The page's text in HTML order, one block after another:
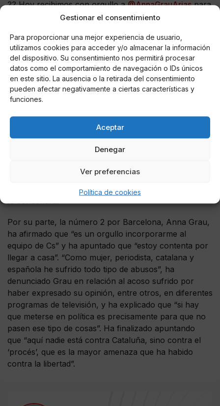
Gestionar el consentimiento
Para proporcionar una mejor experiencia de usuario,
utilizamos cookies para acceder y/o almacenar la información
del dispositivo. Su consentimiento nos permitirá procesar
datos como el comportamiento de navegación o IDs únicos
en este sitio. La ausencia o la retirada del consentimiento
pueden afectar negativamente a ciertas características y
funciones.
Aceptar
Denegar
Ver preferencias
Política de cookies
?? Hoy recibimos con orgullo a@AnnaGrauAriaspara
seguir haciendo#PolíticaÚtil.
— Ciudadanos ???????? (@CiudadanosCs)
January 7, 2021
El líder de Cs en Cataluña también se ha referido a la
condena que algunos dirigentes separatistas, como
Capitolio diciendo que los populismos traen la invasión
de los órganos democráticos que deben ser
respetados. Ante esto Carrizosa ha recordado que, el
propio presidente de la Generalitat, Quim Torra, el 1 de
apreteu” y estos acabaron intentando invadir el
Parlament sin que Torrent ni otro dirigente separatista
Por su parte, la número 2 por Barcelona, Anna Grau,
ha afirmado que “es un orgullo incorporarme al
equipo de Cs” y ha apuntado que “estoy contenta por
llegar a casa”. “Como mujer, periodista, catalana y
española he sufrido todo tipo de abusos”, ha
denunciado Grau en relación al acoso sufrido por
haber expresado su opinión, entre otros, en diferentes
programas de televisión, y ha explicado que “si hay
que meterse en política es precisamente para que no
pasen ese tipo de cosas”. Ha finalizado apuntando
que “aquí nadie está contra Cataluña, sino contra el
‘procés’, que es la mayor amenaza que ha habido
contra la libertad”.